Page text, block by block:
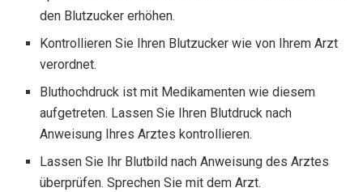
den Blutzucker erhöhen.
Kontrollieren Sie Ihren Blutzucker wie von Ihrem Arzt
verordnet.
Bluthochdruck ist mit Medikamenten wie diesem
aufgetreten. Lassen Sie Ihren Blutdruck nach
Anweisung Ihres Arztes kontrollieren.
Lassen Sie Ihr Blutbild nach Anweisung des Arztes
überprüfen. Sprechen Sie mit dem Arzt.